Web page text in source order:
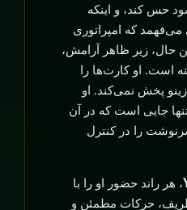
حس کند، و اینکه
می‌فهمد که امپراتوری
حال، زیر ظاهر آرامش،
است. او کارت‌ها را
پخش نمی‌کند. او
جایی است که در آن
را در کنترل
، هر راند حضور او را با
حرکات مطمئن و